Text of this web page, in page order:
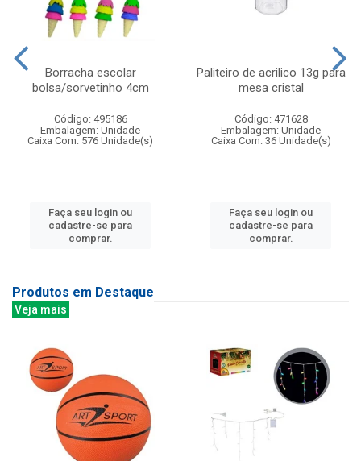
Borracha escolar
bolsa/sorvetinho 4cm
Código: 495186
Embalagem: Unidade
Caixa Com: 576 Unidade(s)
Faça seu login ou
cadastre-se para
comprar.
Paliteiro de acrilico 13g para
mesa cristal
Código: 471628
Embalagem: Unidade
Caixa Com: 36 Unidade(s)
Faça seu login ou
cadastre-se para
comprar.
Produtos em Destaque
Veja mais